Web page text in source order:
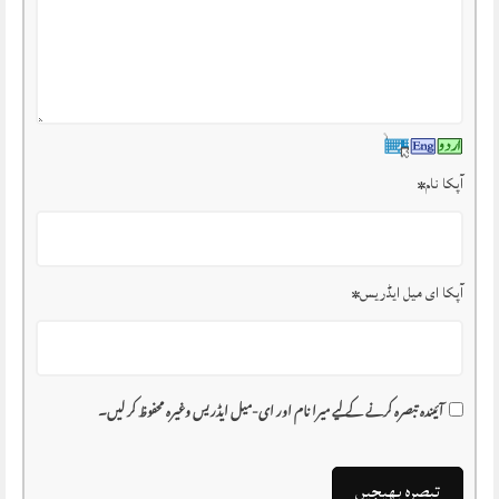
آپکا نام*
آپکا ای میل ایڈریس*
آئیندہ تبصرہ کرنے کے لیے میرا نام اور ای-میل ایڈریس وغیرہ محفوظ کر لیں۔